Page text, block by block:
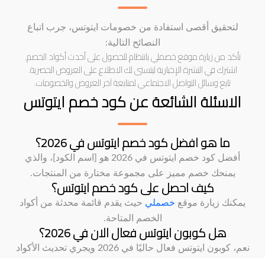
لتحقيق أقصى استفادة من خصومات ايتوتس، جرب اتباع
النصائح التالية:
تأكد من زيارة موقع خصملي بانتظام للحصول على أحدث أكواد الخصم.
اشترك في النشرة الإخبارية ليتسنى لك الاطلاع على العروض الحصرية.
تابع وسائل التواصل الاجتماعي لمتابعة آخر العروض والخصومات.
الاسئلة الشائعة عن كود خصم ايتوتس
ما هو افضل كود خصم ايتوتس في 2026؟
أفضل كود خصم ايتوتس في 2026 هو [اسم الكود]، والذي
يمنحك خصم مميز على مجموعة مختارة من المنتجات.
كيف احصل على كود خصم ايتوتس؟
يمكنك زيارة موقع خصملي حيث يقدم قائمة محدثة من أكواد
الخصم المتاحة.
هل كوبون ايتوتس فعال الان في 2026؟
نعم، كوبون ايتوتس فعال حاليًا في 2026 ويجري تحديث الأكواد